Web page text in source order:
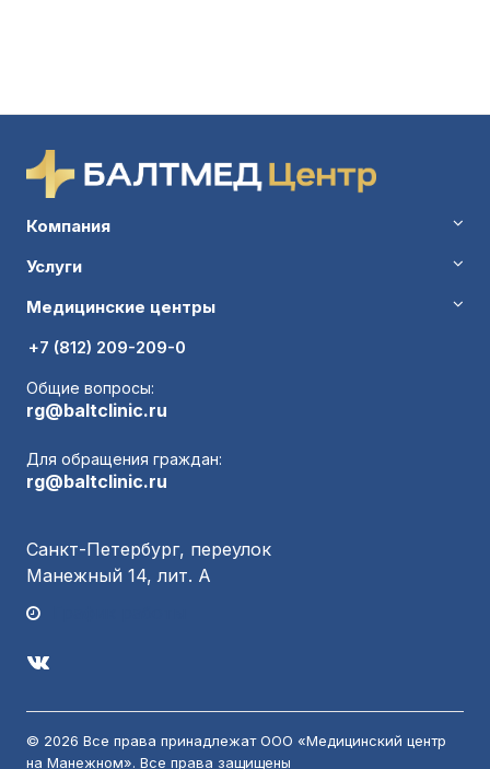
Компания
Услуги
Медицинские центры
+7 (812) 209-209-0
Общие вопросы:
rg@baltclinic.ru
Для обращения граждан:
rg@baltclinic.ru
Санкт-Петербург, переулок
Манежный 14, лит. А
© 2026 Все права принадлежат ООО «Медицинский центр
на Манежном». Все права защищены